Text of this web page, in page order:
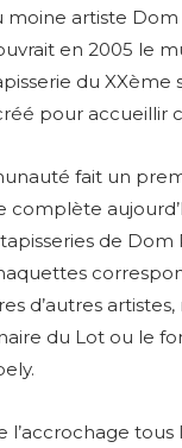
moine artiste
en 2005 le
du XXème
pour accueillir
fait un
complète
de Dom
d’autres
du Lot ou le
l’accrochage tous